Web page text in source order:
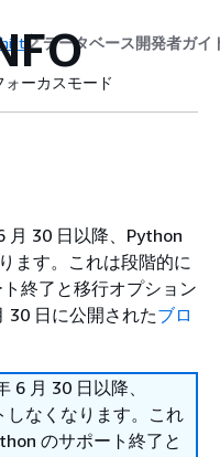
データベース開発者ガイ
ォーカスモード
30 日以降、Python
ます。これは段階的に
終了と移行オプション
30 日に公開されたブロ
月 30 日以降、
しなくなります。これ
のサポート終了と